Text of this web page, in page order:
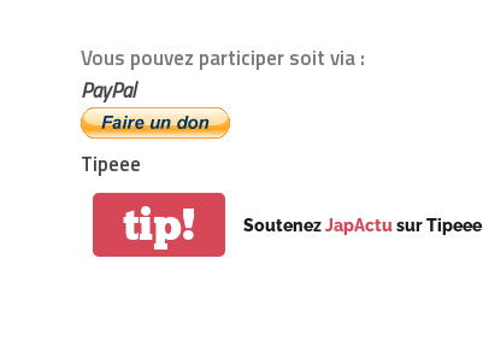
Vous pouvez participer soit via :
PayPal
Tipeee
tip! SoutenezJapActusur Tipeee